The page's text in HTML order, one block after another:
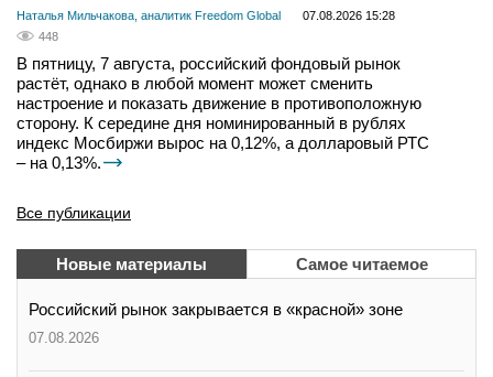
Наталья Мильчакова, аналитик Freedom Global
07.08.2026 15:28
448
В пятницу, 7 августа, российский фондовый рынок
растёт, однако в любой момент может сменить
настроение и показать движение в противоположную
сторону. К середине дня номинированный в рублях
индекс Мосбиржи вырос на 0,12%, а долларовый РТС
– на 0,13%.
Все публикации
Новые материалы Самое читаемое
Российский рынок закрывается в «красной» зоне
07.08.2026